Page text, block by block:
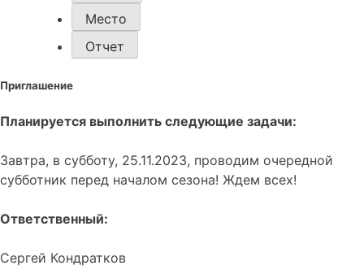
Место
Отчет
Приглашение
Планируется выполнить следующие задачи:
Завтра, в субботу, 25.11.2023, проводим очередной
субботник перед началом сезона! Ждем всех!
Ответственный:
Сергей Кондратков